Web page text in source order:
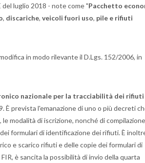
luglio 2018 - note come "Pacchetto
, discariche, veicoli fuori uso, pile e rifiuti
in modo rilevante il D.Lgs. 152/2006, in
nazionale per la tracciabilità dei rifiuti
prevista l'emanazione di uno o più decreti
modalità di iscrizione, nonché di
formulari di identificazione dei rifiuti. È
e scarico rifiuti e delle copie dei formulari di
è sancita la possibilità di invio della quarta